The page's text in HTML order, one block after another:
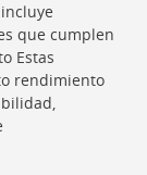
que cumplen
Estas
rendimiento